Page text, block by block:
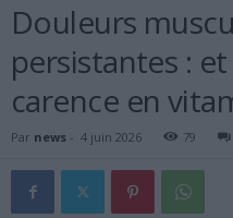
Douleurs
persistantes : et
carence en
Par news - 4 juin 2026 79